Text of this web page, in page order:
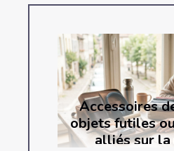
Accessoires
objets futiles
alliés sur la